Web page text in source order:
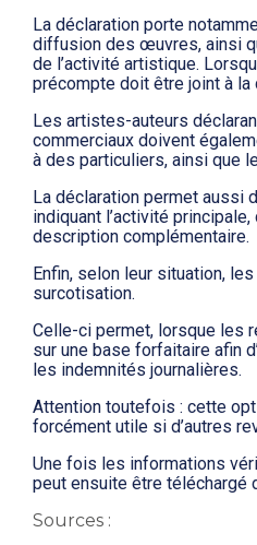
La déclaration porte
diffusion des œuvres, ainsi
de l’activité artistique.
précompte doit être joint à la
Les artistes-auteurs
commerciaux doivent
à des particuliers, ainsi que
La déclaration permet aussi
indiquant l’activité
description complémentaire.
Enfin, selon leur situation,
surcotisation.
Celle-ci permet, lorsque les
sur une base forfaitaire afin
les indemnités journalières.
Attention toutefois : cette
forcément utile si d’autres
Une fois les informations
peut ensuite être téléchargé
Sources :